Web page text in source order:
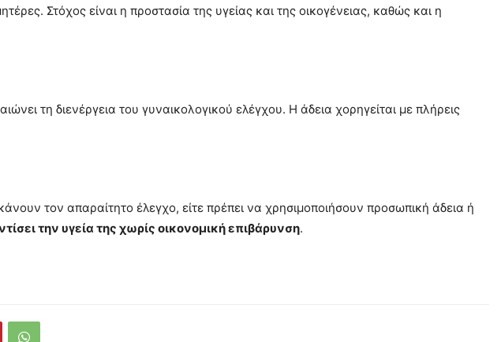
Στόχος είναι η προστασία της υγείας και της οικογένειας, καθώς και η
τη διενέργεια του γυναικολογικού ελέγχου. Η άδεια χορηγείται με πλήρεις
τον απαραίτητο έλεγχο, είτε πρέπει να χρησιμοποιήσουν προσωπική άδεια ή
την υγεία της χωρίς οικονομική επιβάρυνση.